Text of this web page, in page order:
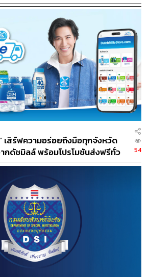
กับรัฐบาลไทย ผู้เชี่ยวชาญกังวลราย
ณ์กันได้หมดล่ะ แต่ขอให้รู้ว่าแจ็ค หม่า
แคร์เรื่องนี้ เราแคร์ในสิ่งที่เราเชื่อและ
จ็ค หม่า ที่ตอบคำถามผู้สื่อข่าวเรื่อง
า ในวันแถลงข่าวลงนามความร่วมมือ
ะอาลีบาบา อีคอมเมิร์ซระดับโลกจาก
เป็นนักธุรกิจที่ฉลาดเป็นกรดเท่านั้น
ฐานะนักพูดที่ยอดเยี่ยมด้วย
เสิร์ฟความอร่อยถึงมือทุกจังหวัด
กดัชมิลล์ พร้อมโปรโมชันส่งฟรีทั่ว
ที่ยง ได้ของวันถัดไป ส่งสินค้าแบบ
54